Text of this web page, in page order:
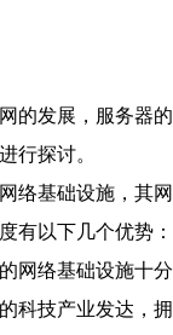
的发展，服务器
行探讨。
络基础设施，其
有以下几个优势：
网络基础设施十
科技产业发达，